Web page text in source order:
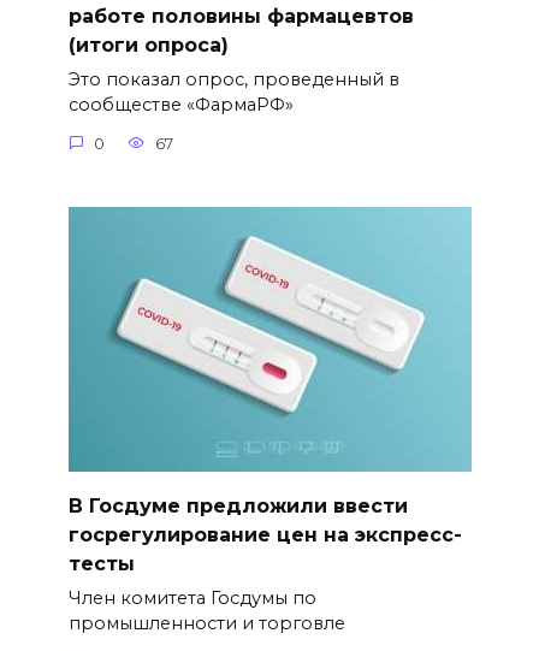
работе половины фармацевтов
(итоги опроса)
Это показал опрос, проведенный в
сообществе «ФармаРФ»
0 67
В Госдуме предложили ввести
госрегулирование цен на экспресс-
тесты
Член комитета Госдумы по
промышленности и торговле